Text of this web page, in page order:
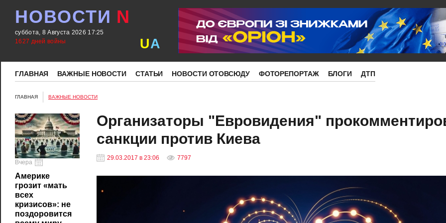
НОВОСТИ N
суббота, 8 Августа 2026 17:25
1627 дней войны
UA
ГЛАВНАЯ ВАЖНЫЕ НОВОСТИ СТАТЬИ НОВОСТИ ОТОВСЮДУ ФОТОРЕПОРТАЖ БЛОГИ ДТП
ГЛАВНАЯ ВАЖНЫЕ НОВОСТИ
Вчера
Америке
грозит «мать
всех
кризисов»: не
поздоровится
Организаторы "Евровидения"
санкции против Киева
29.03.2017 в 23:06 7797